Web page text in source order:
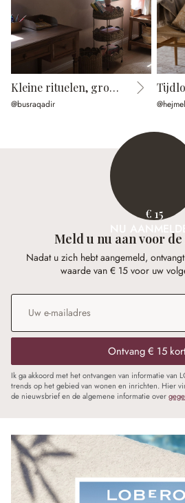
Kleine rituelen, groot plezier
@busraqadir
€ 15
NU
Meld u nu aan voor
Nadat u zich hebt aangemeld,
waarde van € 15 voor uw
E-mailadres
Ontvang € 15
Ik ga akkoord met het ontvangen van informatie van
trends op het gebied van wonen en inrichten. Hier
de nieuwsbrief en de algemene informatie over